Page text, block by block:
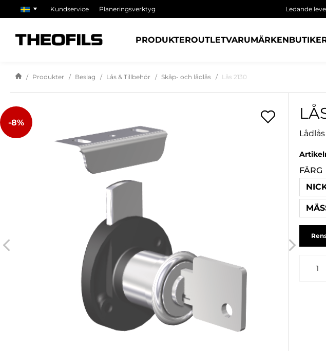
Kundservice Planeringsverktyg Ledande
PRODUKTEROUTLETVARUMÄRKEN
Produkter Beslag Lås & Tillbehör Skåp- och lådlås Lås 2130
-8%
FÄRG